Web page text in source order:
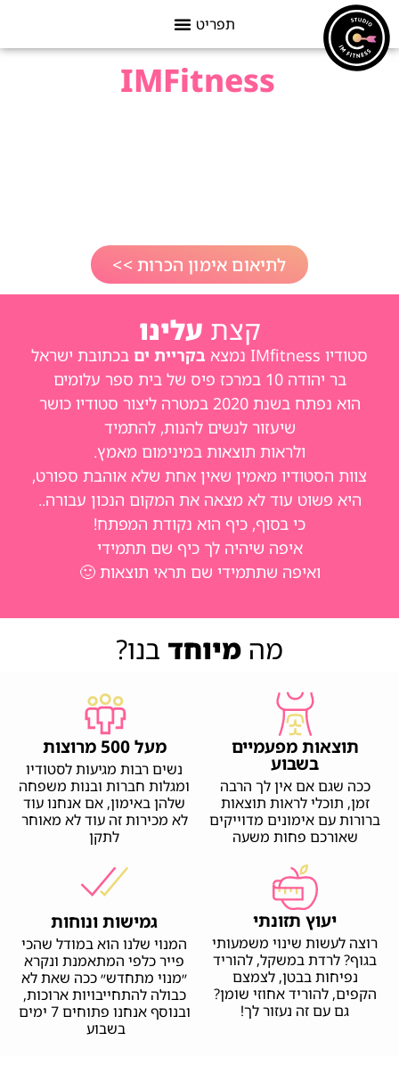
סטודיו IMFitness
לתיאום אימון הכרות >>
קצת עלינו
סטודיו IMfitness נמצא בקריית ים בכתובת ישראל
בר יהודה 10 במרכז פיס של בית ספר עלומים
הוא נפתח בשנת 2020 במטרה ליצור סטודיו כושר
שיעזור לנשים להנות, להתמיד
ולראות תוצאות במינימום מאמץ.
צוות הסטודיו מאמין שאין אחת שלא אוהבת ספורט,
היא פשוט עוד לא מצאה את המקום הנכון עבורה..
כי בסוף, כיף הוא נקודת המפתח!
איפה שיהיה לך כיף שם תתמידי
ואיפה שתתמידי שם תראי תוצאות 🙂
מה מיוחד בנו?
תוצאות מפעמיים
בשבוע
ככה שגם אם אין לך הרבה
זמן, תוכלי לראות תוצאות
ברורות עם אימונים מדוייקים
שאורכם פחות משעה
מעל 500 מרוצות
נשים רבות מגיעות לסטודיו
ומגלות חברות ובנות משפחה
שלהן באימון, אם אנחנו עוד
לא מכירות זה עוד לא מאוחר
לתקן
יעוץ תזונתי
רוצה לעשות שינוי משמעותי
בגוף? לרדת במשקל, להוריד
נפיחות בבטן, לצמצם
הקפים, להוריד אחוזי שומן?
גם עם זה נעזור לך!
גמישות ונוחות
המנוי שלנו הוא במודל שהכי
פייר כלפי המתאמנת ונקרא
״מנוי מתחדש״ ככה שאת לא
כבולה להתחייבויות ארוכות,
ובנוסף אנחנו פתוחים 7 ימים
בשבוע